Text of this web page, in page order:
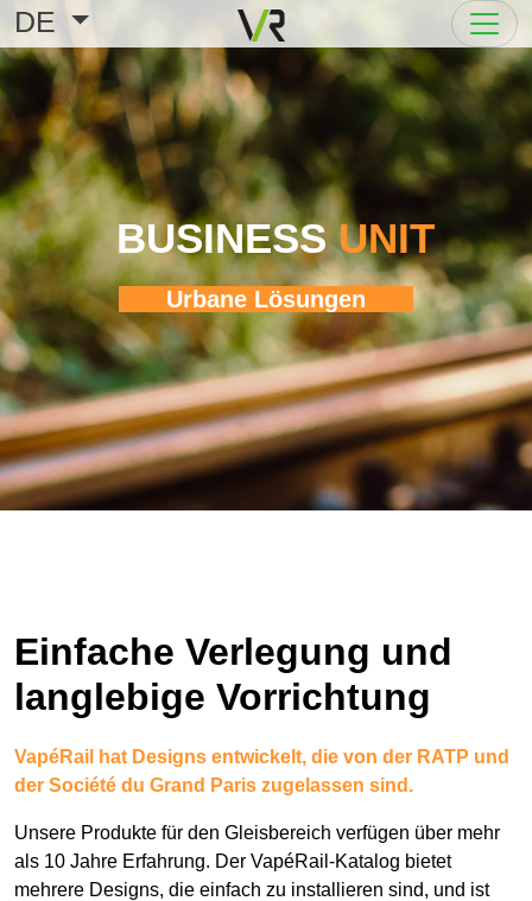
DE
BUSINESSUNIT
Urbane Lösungen
Einfache Verlegung und
langlebige Vorrichtung
VapéRail hat Designs entwickelt, die von der RATP und
der Société du Grand Paris zugelassen sind.
Unsere Produkte für den Gleisbereich verfügen über mehr
als 10 Jahre Erfahrung. Der VapéRail-Katalog bietet
mehrere Designs, die einfach zu installieren sind, und ist